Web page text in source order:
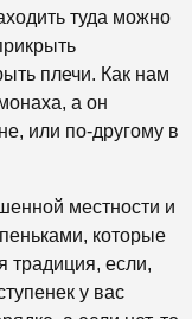
туда можно
плечи. Как нам
а он
или по-другому в
местности и
которые
традиция, если,
у вас